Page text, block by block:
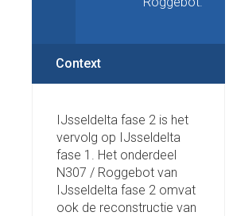
Context
IJsseldelta fase 2 is het
vervolg op IJsseldelta
fase 1. Het onderdeel
N307 / Roggebot van
IJsseldelta fase 2 omvat
ook de reconstructie van